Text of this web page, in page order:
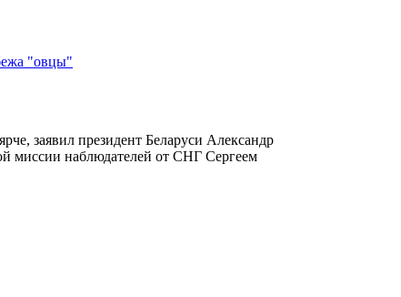
"овцы"
заявил президент Беларуси Александр
миссии наблюдателей от СНГ Сергеем